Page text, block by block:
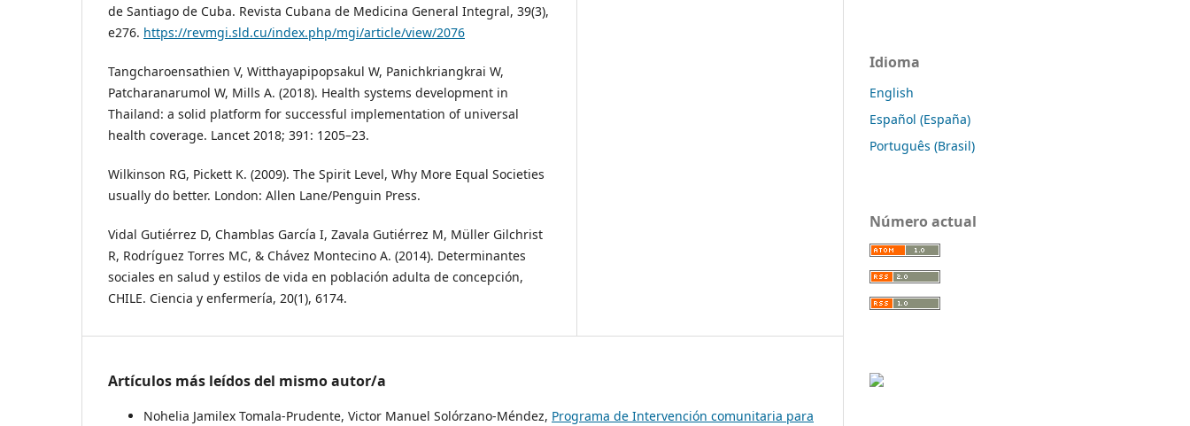
de Santiago de Cuba. Revista Cubana de Medicina General Integral, 39(3),
e276. https://revmgi.sld.cu/index.php/mgi/article/view/2076
Tangcharoensathien V, Witthayapipopsakul W, Panichkriangkrai W,
Patcharanarumol W, Mills A. (2018). Health systems development in
Thailand: a solid platform for successful implementation of universal
health coverage. Lancet 2018; 391: 1205–23.
Wilkinson RG, Pickett K. (2009). The Spirit Level, Why More Equal Societies
usually do better. London: Allen Lane/Penguin Press.
Vidal Gutiérrez D, Chamblas García I, Zavala Gutiérrez M, Müller Gilchrist
R, Rodríguez Torres MC, & Chávez Montecino A. (2014). Determinantes
sociales en salud y estilos de vida en población adulta de concepción,
CHILE. Ciencia y enfermería, 20(1), 6174.
Artículos más leídos del mismo autor/a
Nohelia Jamilex Tomala-Prudente, Victor Manuel Solórzano-Méndez, Programa de Intervención comunitaria para
Idioma
English
Español (España)
Português (Brasil)
Número actual